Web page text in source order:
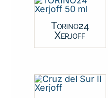
Torino24
Xerjoff